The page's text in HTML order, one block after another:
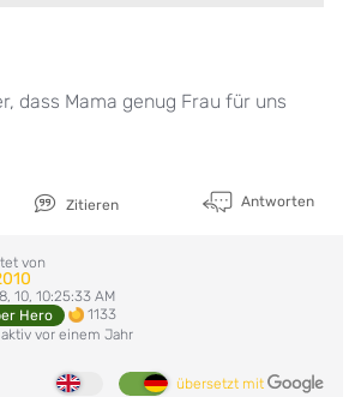
dass Mama genug Frau für uns
Zitieren Antworten
von
10, 10:25:33 AM
Hero
1133
vor einem Jahr
übersetzt mit